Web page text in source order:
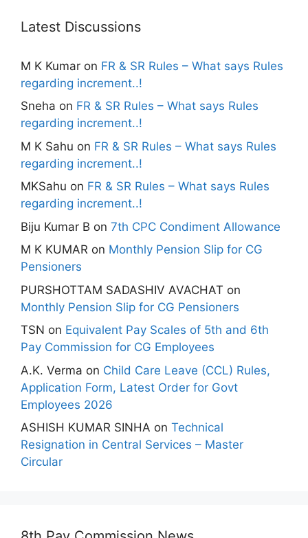
Latest Discussions
M K Kumar on FR & SR Rules – What says Rules
regarding increment..!
Sneha on FR & SR Rules – What says Rules
regarding increment..!
M K Sahu on FR & SR Rules – What says Rules
regarding increment..!
MKSahu on FR & SR Rules – What says Rules
regarding increment..!
Biju Kumar B on 7th CPC Condiment Allowance
M K KUMAR on Monthly Pension Slip for CG
Pensioners
PURSHOTTAM SADASHIV AVACHAT on
Monthly Pension Slip for CG Pensioners
TSN on Equivalent Pay Scales of 5th and 6th
Pay Commission for CG Employees
A.K. Verma on Child Care Leave (CCL) Rules,
Application Form, Latest Order for Govt
Employees 2026
ASHISH KUMAR SINHA on Technical
Resignation in Central Services – Master
Circular